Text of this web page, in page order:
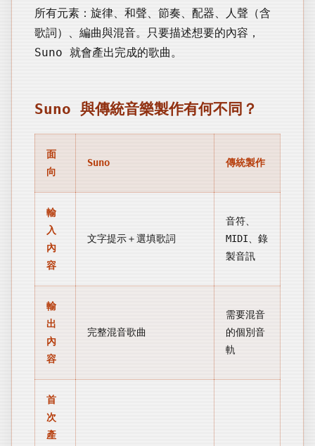
所有元素：旋律、和聲、節奏、配器、人聲（含
歌詞）、編曲與混音。只要描述想要的內容，
Suno 就會產出完成的歌曲。
Suno 與傳統音樂製作有何不同？
面
向
Suno 傳統製作
輸
入
內
容
文字提示＋選填歌詞
音符、
MIDI、錄
製音訊
輸
出
內
容
完整混音歌曲
需要混音
的個別音
軌
首
次
產